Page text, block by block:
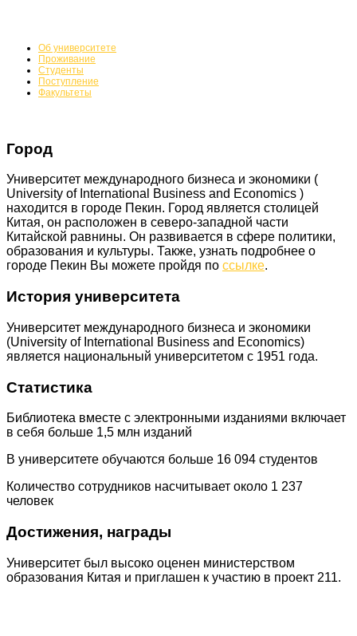
Об университете
Проживание
Студенты
Поступление
Факультеты
Город
Университет международного бизнеса и экономики (
University of International Business and Economics )
находится в городе Пекин. Город является столицей
Китая, он расположен в северо-западной части
Китайской равнины. Он развивается в сфере политики,
образования и культуры. Также, узнать подробнее о
городе Пекин Вы можете пройдя по ссылке.
История университета
Университет международного бизнеса и экономики
(University of International Business and Economics)
является национальный университетом с 1951 года.
Статистика
Библиотека вместе с электронными изданиями включает
в себя больше 1,5 млн изданий
В университете обучаются больше 16 094 студентов
Количество сотрудников насчитывает около 1 237
человек
Достижения, награды
Университет был высоко оценен министерством
образования Китая и приглашен к участию в проект 211.